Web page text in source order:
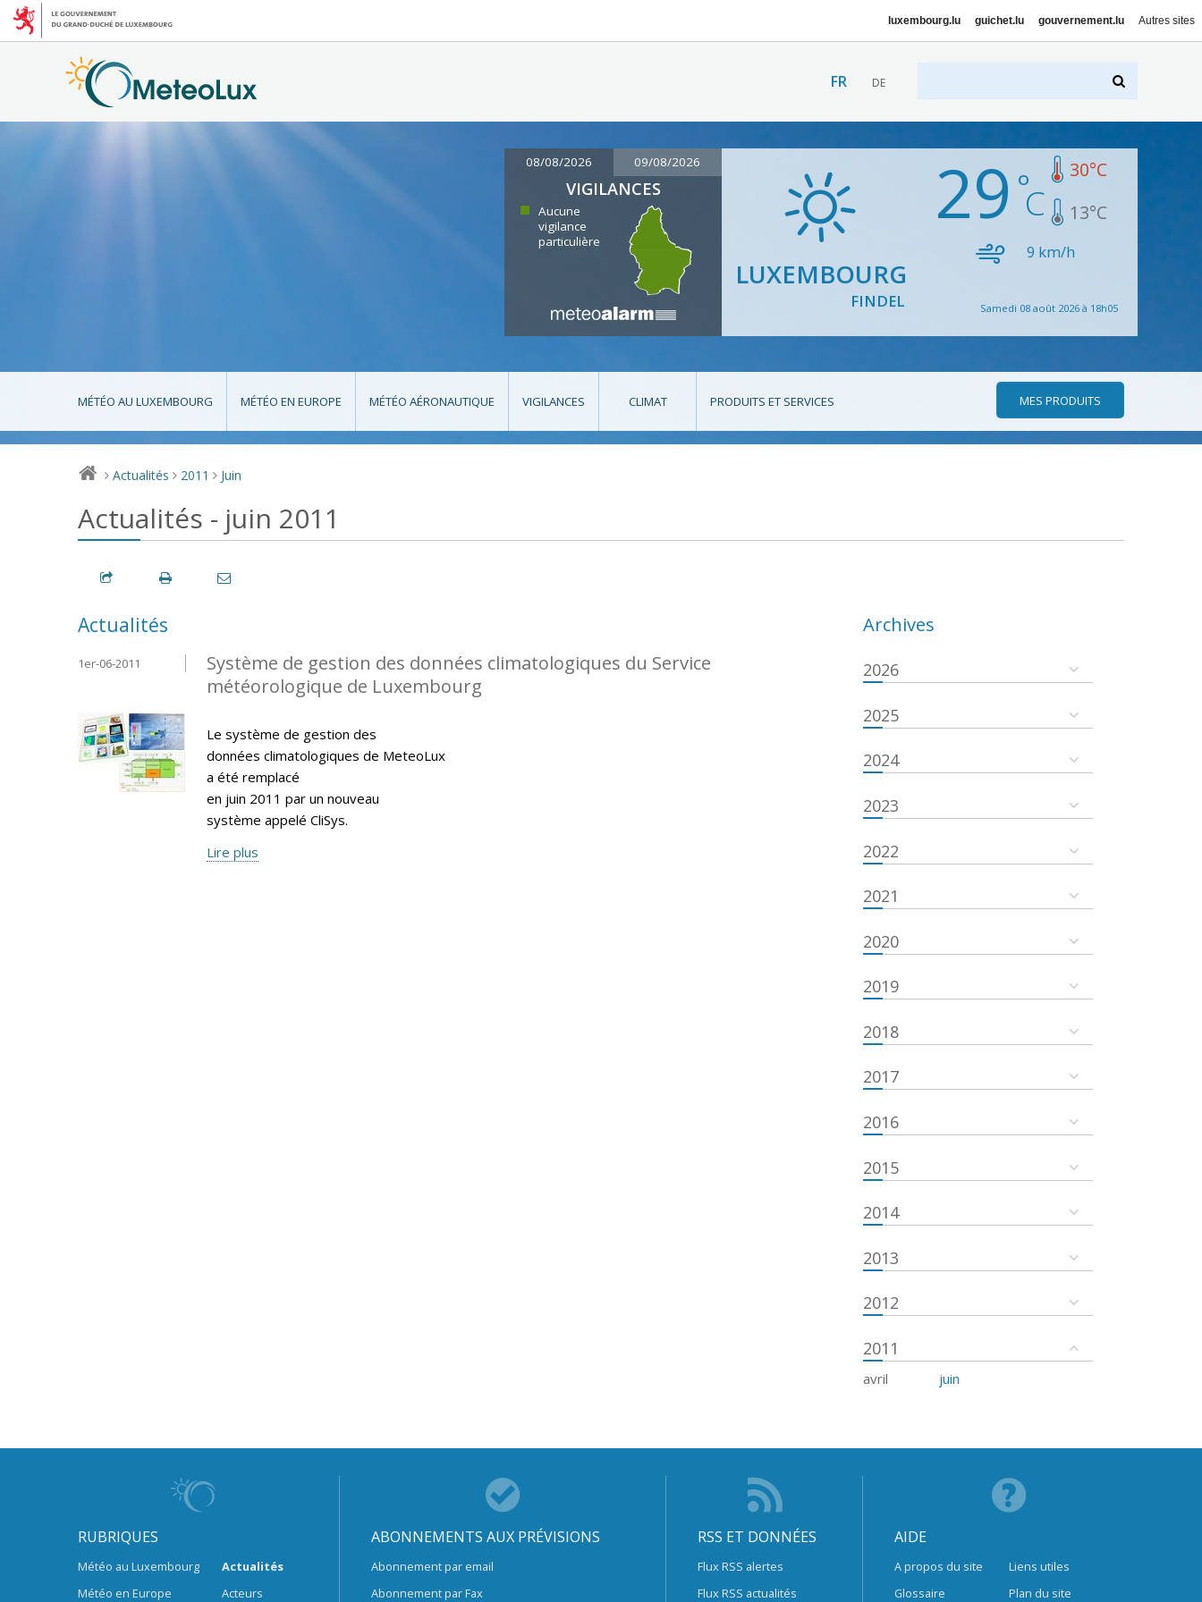
luxembourg.lu guichet.lu gouvernement.lu Autres sites
FR DE
08/08/2026 09/08/2026
VIGILANCES
Aucune
vigilance
particulière
LUXEMBOURG
FINDEL
29 30°C
13°C
9 km/h
Samedi 08 août 2026 à 18h05
MÉTÉO AU LUXEMBOURG MÉTÉO EN EUROPE MÉTÉO AÉRONAUTIQUE VIGILANCES CLIMAT PRODUITS ET SERVICES MES PRODUITS
> Actualités > 2011 > Juin
Actualités - juin 2011
Actualités
Système de gestion des données climatologiques du Service
météorologique de Luxembourg
1er-06-2011
Le système de gestion des
données climatologiques de MeteoLux
a été remplacé
en juin 2011 par un nouveau
système appelé CliSys.
Lire plus
Archives
2026
2025
2024
2023
2022
2021
2020
2019
2018
2017
2016
2015
2014
2013
2012
2011
avril juin
RUBRIQUES
Météo au Luxembourg
Météo en Europe
Actualités
Acteurs
ABONNEMENTS AUX PRÉVISIONS
Abonnement par email
Abonnement par Fax
RSS ET DONNÉES
Flux RSS alertes
Flux RSS actualités
AIDE
A propos du site
Glossaire
Liens utiles
Plan du site